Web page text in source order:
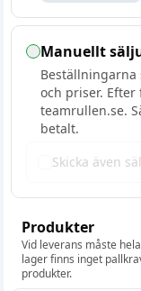
Manuellt
och priser.
teamrullen.se.
betalt.
Skicka även
Produkter
Vid leverans måste
lager finns inget
produkter.